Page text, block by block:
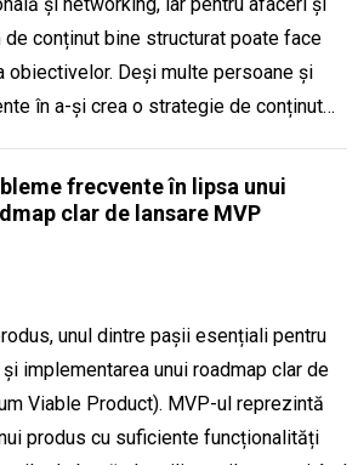
conținut bine structurat poate face
obiectivelor. Deși multe persoane și
în a-și crea o strategie de conținut…
frecvente în lipsa unui
clar de lansare MVP
unul dintre pașii esențiali pentru
implementarea unui roadmap clar de
Viable Product). MVP-ul reprezintă
produs cu suficiente funcționalități